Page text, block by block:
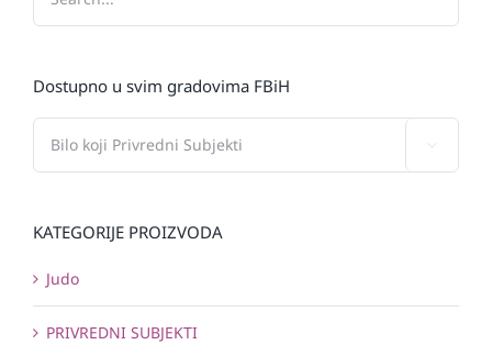
Dostupno u svim gradovima FBiH
KATEGORIJE PROIZVODA
Judo
PRIVREDNI SUBJEKTI